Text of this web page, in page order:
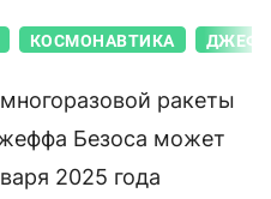
КОСМОНАВТИКА
ракеты
Безоса может
2025 года